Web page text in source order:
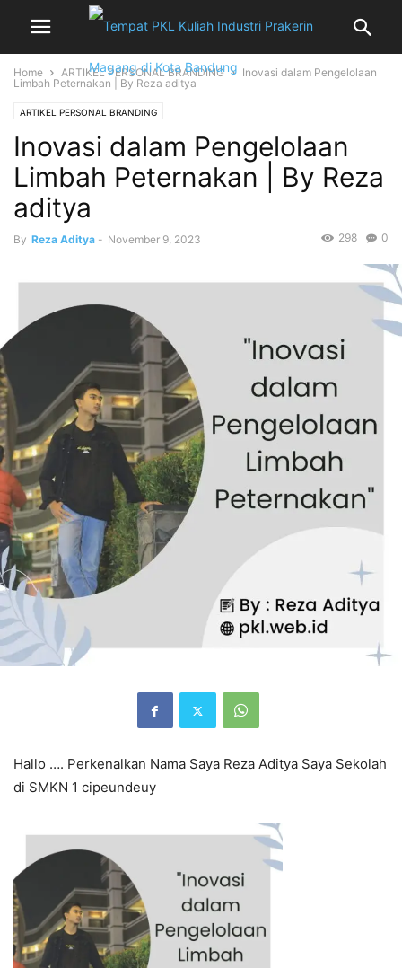
Home ARTIKEL PERSONAL BRANDING
Inovasi dalam Pengelolaan
Limbah Peternakan | By Reza aditya
ARTIKEL PERSONAL BRANDING
Inovasi dalam Pengelolaan
Limbah Peternakan | By Reza
aditya
By Reza Aditya - November 9, 2023 0
298
Hallo …. Perkenalkan Nama Saya Reza Aditya Saya Sekolah
di SMKN 1 cipeundeuy